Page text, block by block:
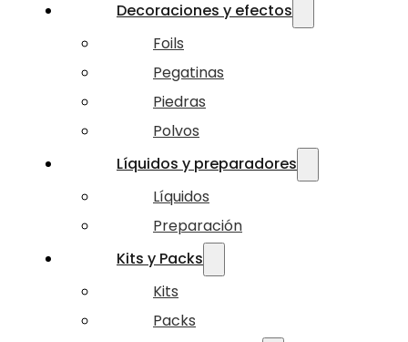
Decoraciones y efectos
Foils
Pegatinas
Piedras
Polvos
Líquidos y preparadores
Líquidos
Preparación
Kits y Packs
Kits
Packs